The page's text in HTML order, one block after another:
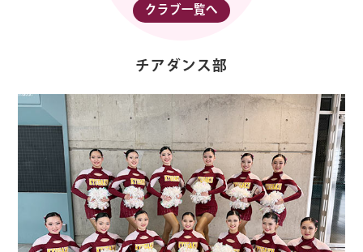
クラブ一覧へ
チアダンス部